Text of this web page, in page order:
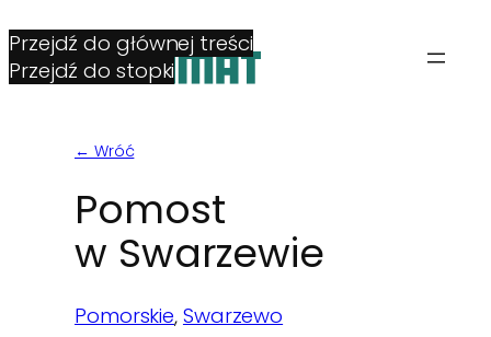
Przejdź do głównej treści
Przejdź do stopki
← Wróć
Pomost
w Swarzewie
Pomorskie, Swarzewo